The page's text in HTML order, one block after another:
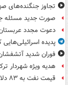
تجاوز جنگنده‌های
صورت جدید مسئله
دعوت مجدد
پدیده
فوران شدید آتشفشان
هدیه ویژه شهردار
قیمت نفت به ۸۳ دلار و ۵۵ سنت در هر بشکه رسید